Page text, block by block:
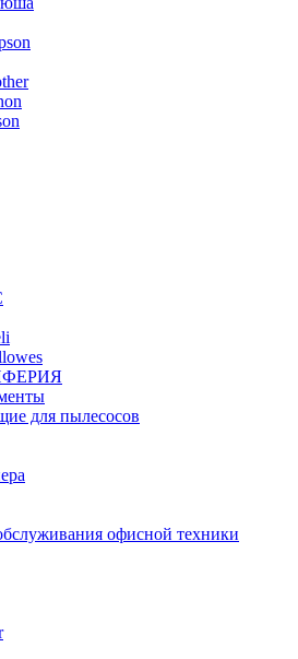
для пылесосов
офисной техники